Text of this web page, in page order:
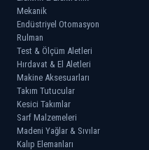
Mekanik
Endüstriyel Otomasyon
Rulman
Test & Ölçüm Aletleri
Hırdavat & El Aletleri
Makine Aksesuarları
Takım Tutucular
Kesici Takımlar
Sarf Malzemeleri
Madeni Yağlar & Sıvılar
Kalıp Elemanları